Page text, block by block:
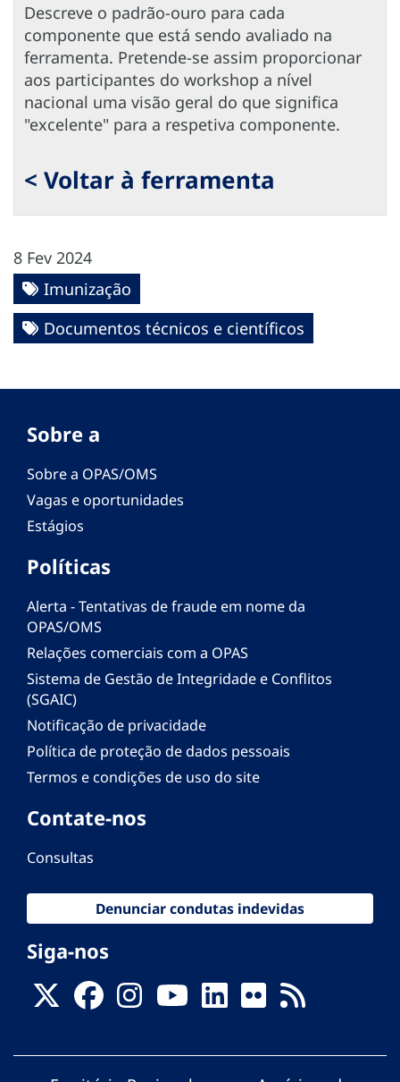
Descreve o padrão-ouro para cada
componente que está sendo avaliado na
ferramenta. Pretende-se assim proporcionar
aos participantes do workshop a nível
nacional uma visão geral do que significa
"excelente" para a respetiva componente.
< Voltar à ferramenta
8 Fev 2024
Imunização
Documentos técnicos e científicos
Sobre a
Sobre a OPAS/OMS
Vagas e oportunidades
Estágios
Políticas
Alerta - Tentativas de fraude em nome da
OPAS/OMS
Relações comerciais com a OPAS
Sistema de Gestão de Integridade e Conflitos
(SGAIC)
Notificação de privacidade
Política de proteção de dados pessoais
Termos e condições de uso do site
Contate-nos
Consultas
Denunciar condutas indevidas
Siga-nos